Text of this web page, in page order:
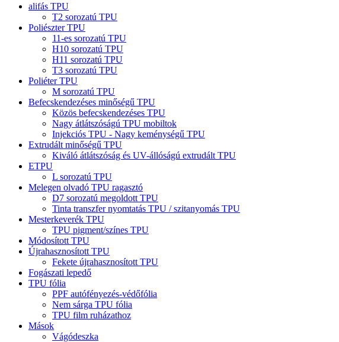
alifás TPU
T2 sorozatú TPU
Poliészter TPU
11-es sorozatú TPU
H10 sorozatú TPU
H11 sorozatú TPU
T3 sorozatú TPU
Poliéter TPU
M sorozatú TPU
Befecskendezéses minőségű TPU
Közös befecskendezéses TPU
Nagy átlátszóságú TPU mobiltok
Injekciós TPU - Nagy keménységű TPU
Extrudált minőségű TPU
Kiváló átlátszóság és UV-állóságú extrudált TPU
ETPU
L sorozatú TPU
Melegen olvadó TPU ragasztó
D7 sorozatú megoldott TPU
Tinta transzfer nyomtatás TPU / szitanyomás TPU
Mesterkeverék TPU
TPU pigment/színes TPU
Módosított TPU
Újrahasznosított TPU
Fekete újrahasznosított TPU
Fogászati ​​lepedő
TPU fólia
PPF autófényezés-védőfólia
Nem sárga TPU fólia
TPU film ruházathoz
Mások
Vágódeszka